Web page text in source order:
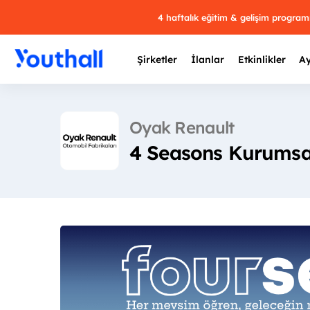
4 haftalık eğitim & gelişim
Şirketler İlanlar Etkinlikler
Oyak Renault
4 Seasons